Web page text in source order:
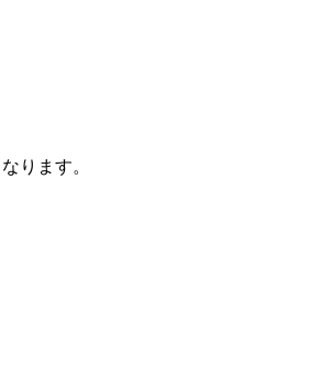
ります。